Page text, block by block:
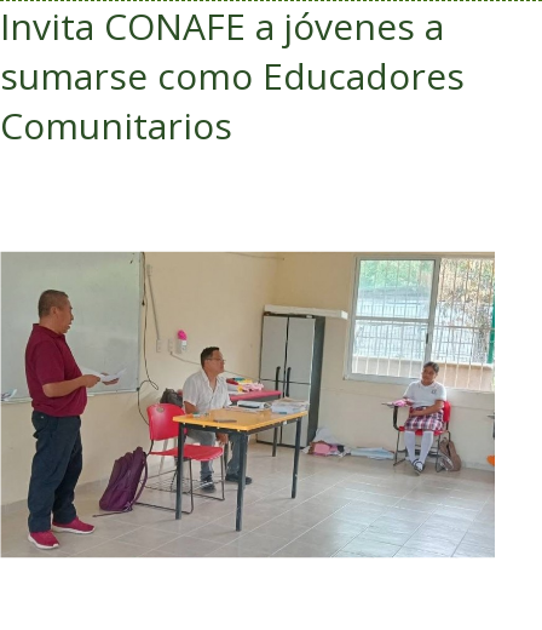
Invita CONAFE a jóvenes a
sumarse como Educadores
Comunitarios